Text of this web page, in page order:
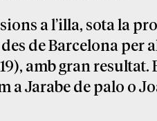
a l’illa, sota la
de Barcelona per
amb gran resultat.
a Jarabe de palo o